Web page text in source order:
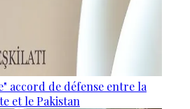
accord de défense entre la
et le Pakistan